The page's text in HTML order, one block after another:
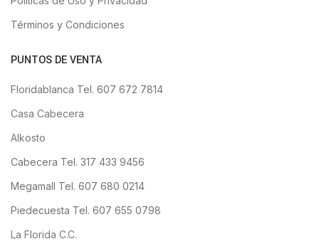
Términos y Condiciones
PUNTOS DE VENTA
Floridablanca Tel. 607 672 7814
Casa Cabecera
Alkosto
Cabecera Tel. 317 433 9456
Megamall Tel. 607 680 0214
Piedecuesta Tel. 607 655 0798
La Florida C.C.